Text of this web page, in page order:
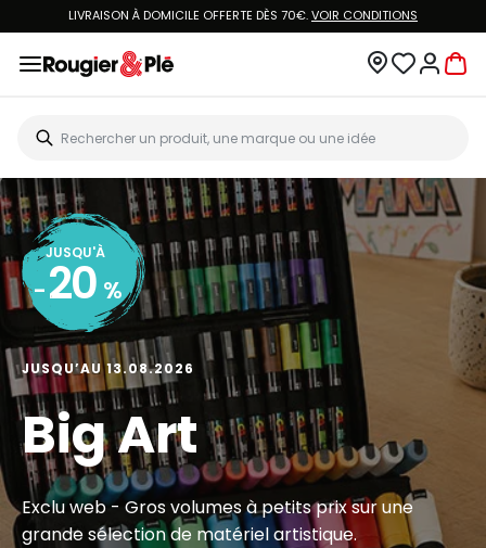
LIVRAISON À DOMICILE OFFERTE DÈS 70€.VOIR CONDITIONS
JUSQU'À
- 20 %
JUSQU’AU 13.08.2026
Big Art
Exclu web - Gros volumes à petits prix sur une
grande sélection de matériel artistique.